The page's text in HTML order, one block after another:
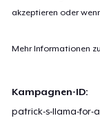
akzeptieren oder
Mehr Informationen
Kampagnen-ID:
patrick-s-llama-for-